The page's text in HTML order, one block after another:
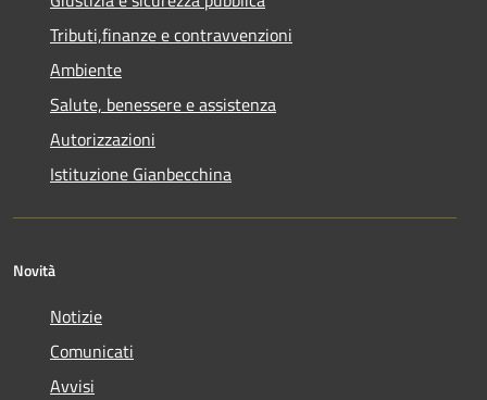
Tributi,finanze e contravvenzioni
Ambiente
Salute, benessere e assistenza
Autorizzazioni
Istituzione Gianbecchina
Novità
Notizie
Comunicati
Avvisi